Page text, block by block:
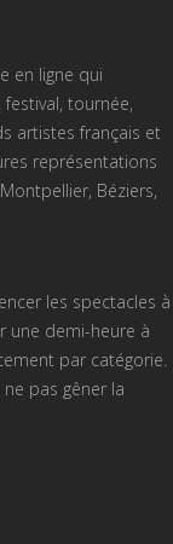
en ligne qui
tournée,
artistes français et
représentations
Béziers,
les spectacles à
une demi-heure à
par catégorie.
pas gêner la